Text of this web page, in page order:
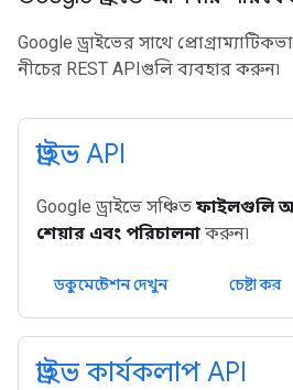
Google ড্রাইভের সাথে
নীচের REST APIগুলি ব্যবহার করুন৷
ড্রাইভ API
Google ড্রাইভে সঞ্চিত ফাইলগুলি
শেয়ার এবং পরিচালনা করুন৷
ডকুমেন্টেশন দেখুন চেষ্টা কর
ড্রাইভ কার্যকলাপ API